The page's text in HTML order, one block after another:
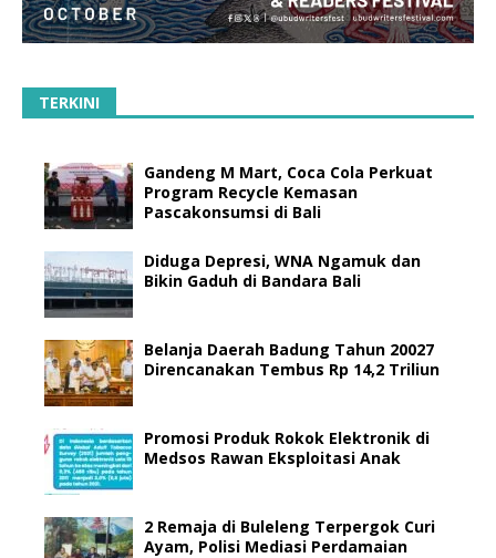
TERKINI
Gandeng M Mart, Coca Cola Perkuat
Program Recycle Kemasan
Pascakonsumsi di Bali
Diduga Depresi, WNA Ngamuk dan
Bikin Gaduh di Bandara Bali
Belanja Daerah Badung Tahun 20027
Direncanakan Tembus Rp 14,2 Triliun
Promosi Produk Rokok Elektronik di
Medsos Rawan Eksploitasi Anak
2 Remaja di Buleleng Terpergok Curi
Ayam, Polisi Mediasi Perdamaian